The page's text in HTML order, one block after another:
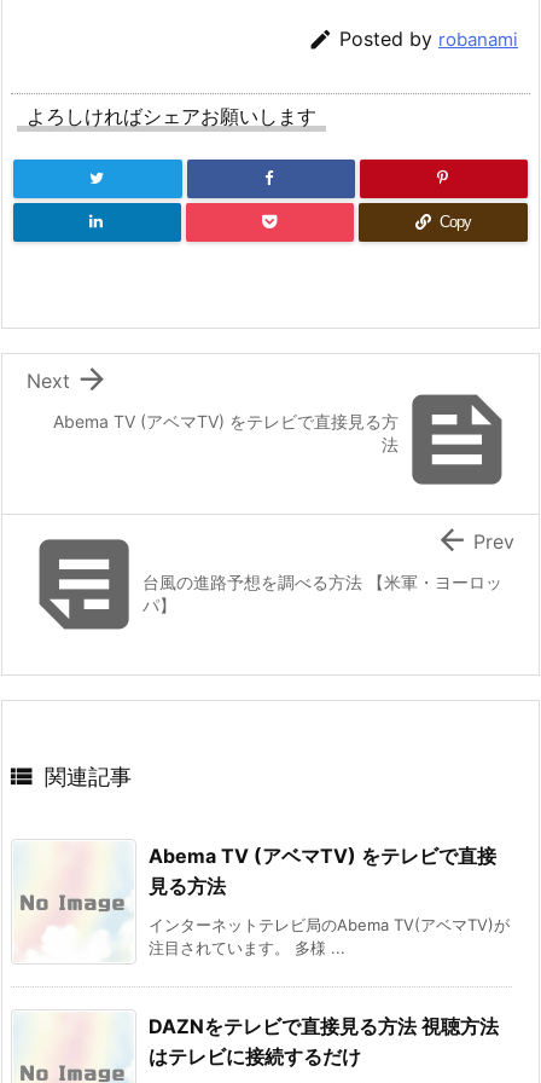
 Posted by robanami
よろしければシェアお願いします
Copy

Abema TV (アベマTV) をテレビで直接見る方
法

Next
台風の進路予想を調べる方法 【米軍・ヨーロッ
パ】
 Prev
 関連記事
Abema TV (アベマTV) をテレビで直接
見る方法
インターネットテレビ局のAbema TV(アベマTV)が
注目されています。 多様 ...
DAZNをテレビで直接見る方法 視聴方法
はテレビに接続するだけ